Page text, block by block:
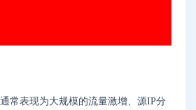
常表现为大规模的流量激增、源IP分